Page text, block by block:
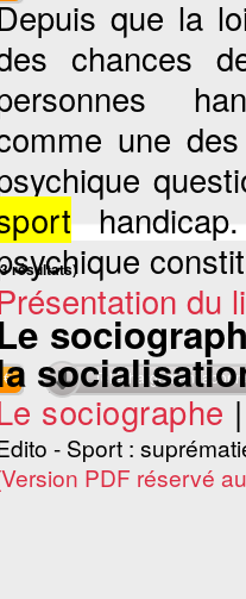
que la
chances
une
du
€ Téléchargement
résultats)
sociographe
- Sport :
PDF réservé